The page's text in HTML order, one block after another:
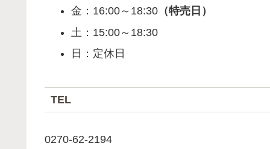
金：16:00～18:30（特売日）
土：15:00～18:30
日：定休日
TEL
0270-62-2194